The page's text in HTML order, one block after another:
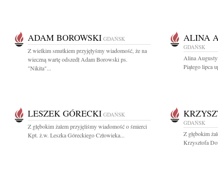
ADAM BOROWSKI GDAŃSK
Z wielkim smutkiem przyjęłyśmy wiadomość, że na
wieczną wartę odszedł Adam Borowski ps.
"Nikita"...
ALINA
GDAŃSK
Alina
Piątego lipca
LESZEK GÓRECKI GDAŃSK
Z głębokim żalem przyjęliśmy wiadomość o śmierci
Kpt. ż.w. Leszka Góreckiego Człowieka...
GDAŃSK
Z głębokim
Krzysztofa